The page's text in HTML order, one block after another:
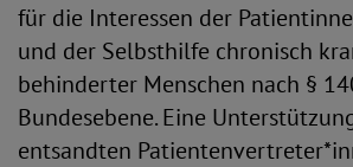
für die Interessen der
und der Selbsthilfe chronisch
behinderter Menschen nach §
Bundesebene. Eine
entsandten